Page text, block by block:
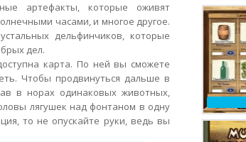
артефакты, которые оживят
часами, и многое другое.
дельфинчиков, которые
дел.
карта. По ней вы сможете
Чтобы продвинуться дальше в
в норах одинаковых животных,
лягушек над фонтаном в одну
то не опускайте руки, ведь вы